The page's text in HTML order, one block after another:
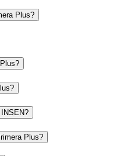
Plus?
Plus?